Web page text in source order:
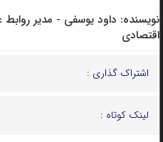
نویسنده: داود یوسفی - مدیر روابط
اقتصادی
اشتراک گذاری :
لینک کوتاه :